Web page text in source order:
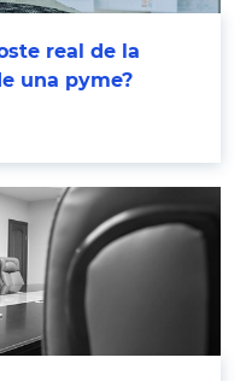
real de la
una pyme?